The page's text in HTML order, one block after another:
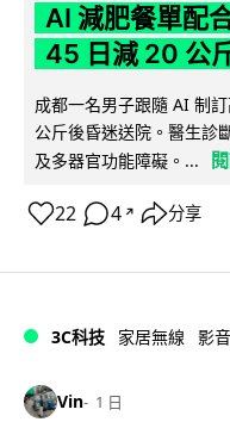
AI 減肥餐單配
45 日減 20 公
成都一名男子跟隨 AI 制
公斤後昏迷送院。醫生診
及多器官功能障礙。...
22 4 ↗ 分享
3C科技 家居無線 影
Vin 1 日